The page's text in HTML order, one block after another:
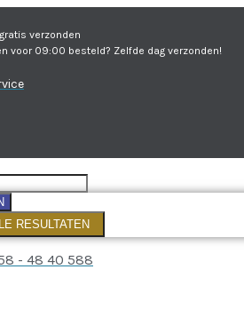
verzonden
voor 09:00 besteld? Zelfde dag verzonden!
RESULTATEN
- 48 40 588